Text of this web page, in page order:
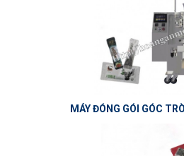
MÁY ĐÓNG GÓI GÓC